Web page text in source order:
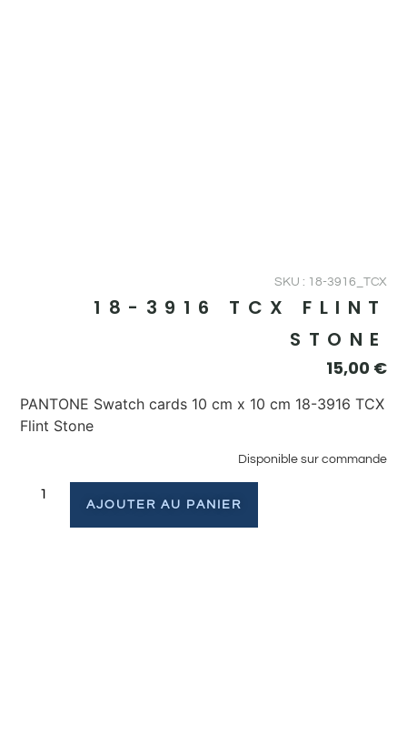
SKU : 18-3916_TCX
18-3916 TCX FLINT
STONE
15,00 €
PANTONE Swatch cards 10 cm x 10 cm 18-3916 TCX
Flint Stone
Disponible sur commande
AJOUTER AU PANIER